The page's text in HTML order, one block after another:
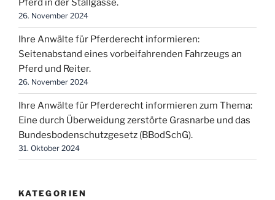
Pferd in der Stallgasse.
26. November 2024
Ihre Anwälte für Pferderecht informieren:
Seitenabstand eines vorbeifahrenden Fahrzeugs an
Pferd und Reiter.
26. November 2024
Ihre Anwälte für Pferderecht informieren zum Thema:
Eine durch Überweidung zerstörte Grasnarbe und das
Bundesbodenschutzgesetz (BBodSchG).
31. Oktober 2024
KATEGORIEN